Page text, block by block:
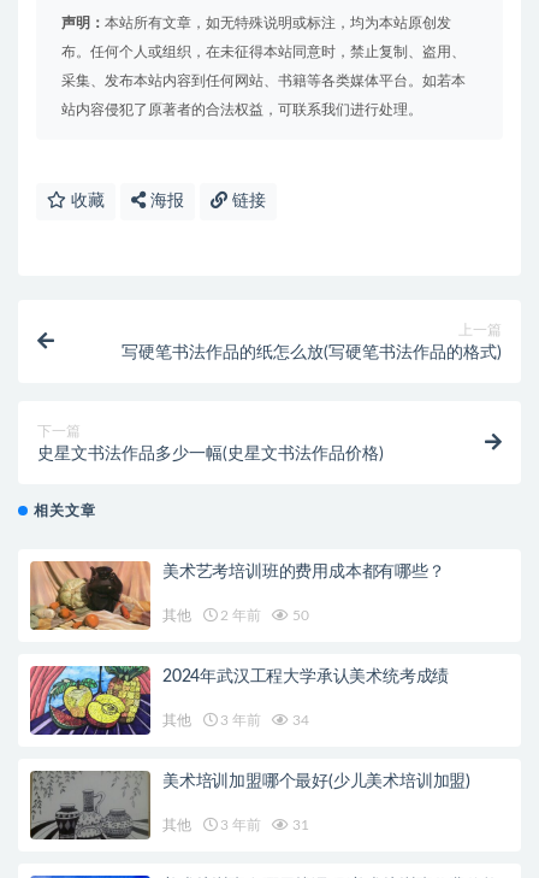
声明： 本站所有文章，如无特殊说明或标注，均为本站原创发
布。任何个人或组织，在未征得本站同意时，禁止复制、盗用、
采集、发布本站内容到任何网站、书籍等各类媒体平台。如若本
站内容侵犯了原著者的合法权益，可联系我们进行处理。
收藏 海报 链接
上一篇
写硬笔书法作品的纸怎么放(写硬笔书法作品的格式)
下一篇
史星文书法作品多少一幅(史星文书法作品价格)
相关文章
美术艺考培训班的费用成本都有哪些？
其他 2 年前 50
2024年武汉工程大学承认美术统考成绩
其他 3 年前 34
美术培训加盟哪个最好(少儿美术培训加盟)
其他 3 年前 31